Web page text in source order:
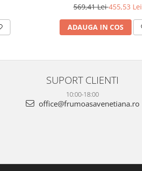
569,41 Lei455,53 Lei
ADAUGA IN COS
SUPORT CLIENTI
10:00-18:00
office@frumoasavenetiana.ro